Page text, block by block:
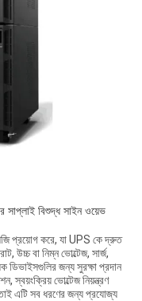
বিশুদ্ধ সাইন ওয়েভ
প্রয়োগ করে, যা UPS কে দ্রুত
উচ্চ বা নিম্ন ভোল্টেজ, সার্জ,
ডিভাইসগুলির জন্য সুরক্ষা প্রদান
স্বয়ংক্রিয় ভোল্টেজ নিয়ন্ত্রণ
এটি সব ধরণের জন্য প্রযোজ্য